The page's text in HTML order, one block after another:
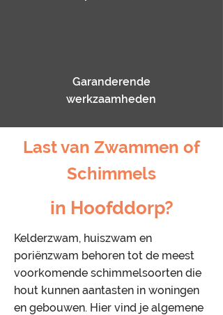
Garanderende
werkzaamheden
Last van Zwammen of
Schimmels
in Hoofddorp?
Kelderzwam, huiszwam en
poriënzwam behoren tot de meest
voorkomende schimmelsoorten die
hout kunnen aantasten in woningen
en gebouwen. Hier vind je algemene